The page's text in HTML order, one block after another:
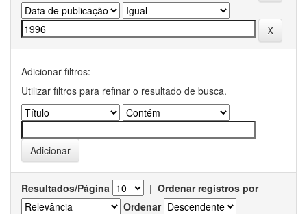
Adicionar filtros:
Utilizar filtros para refinar o resultado de busca.
Resultados/Página | Ordenar registros por
Ordenar